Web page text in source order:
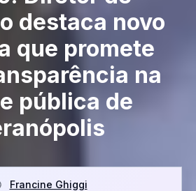
destaca novo
que promete
na
pública de
Francine Ghiggi